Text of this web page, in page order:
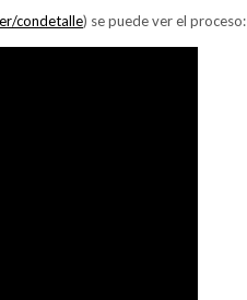
condetalle) se puede ver el proceso: